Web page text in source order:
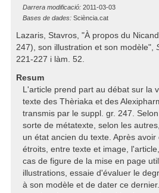
Darrera modificació: 2011-03-03
Bases de dades: Sciència.cat
Lazaris, Stavros, "À propos du
247), son illustration et son modèle",
221-227 i làm. 52.
Resum
L'article prend part au débat sur la
texte des Thèriaka et des
transmis par le suppl. gr. 247.
sorte de métatexte, selon les
un état ancien du texte. Après
étroits, entre texte et image,
cas de figure de la mise en page
illustrations, essaie d'évaluer le
à son modèle et de dater ce